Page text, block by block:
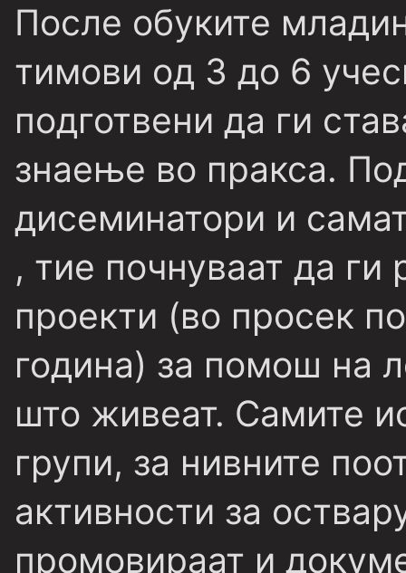
После обуките
тимови од 3 до 6
подготвени да ги
знаење во пракса.
дисеминатори и
, тие почнуваат да ги
проекти (во просек
година) за помош на
што живеат. Самите
групи, за нивните
активности за
промовираат и